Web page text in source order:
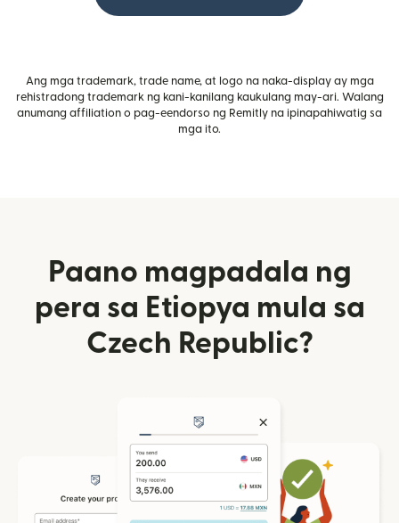
Ang mga trademark, trade name, at logo na naka-display ay mga
rehistradong trademark ng kani-kanilang kaukulang may-ari. Walang
anumang affiliation o pag-eendorso ng Remitly na ipinapahiwatig sa
mga ito.
Paano magpadala ng
pera sa Etiopya mula sa
Czech Republic?